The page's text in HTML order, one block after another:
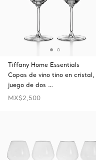
Tiffany Home Essentials
Copas de vino tino en cristal,
juego de dos …
MX$2,500